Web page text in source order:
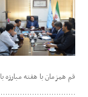
قم همزمان با هفته مبارزه